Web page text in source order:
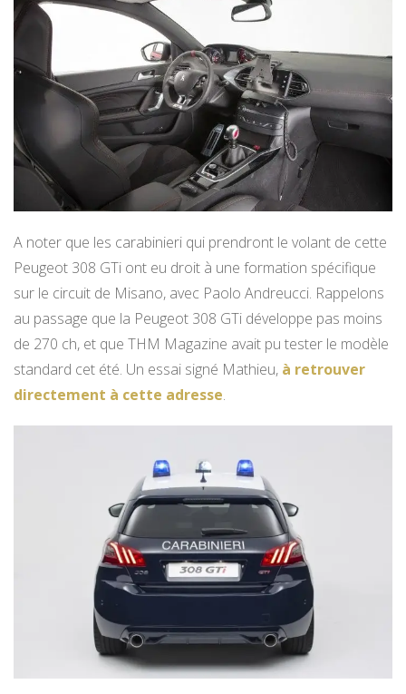
A noter que les carabinieri qui prendront le volant de cette
Peugeot 308 GTi ont eu droit à une formation spécifique
sur le circuit de Misano, avec Paolo Andreucci. Rappelons
au passage que la Peugeot 308 GTi développe pas moins
de 270 ch, et que THM Magazine avait pu tester le modèle
standard cet été. Un essai signé Mathieu, à retrouver
directement à cette adresse.